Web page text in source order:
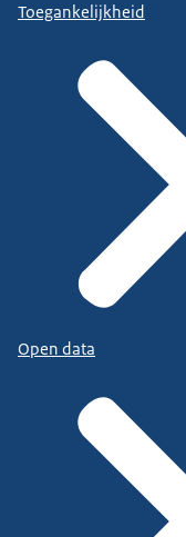
Toegankelijkheid
Open data